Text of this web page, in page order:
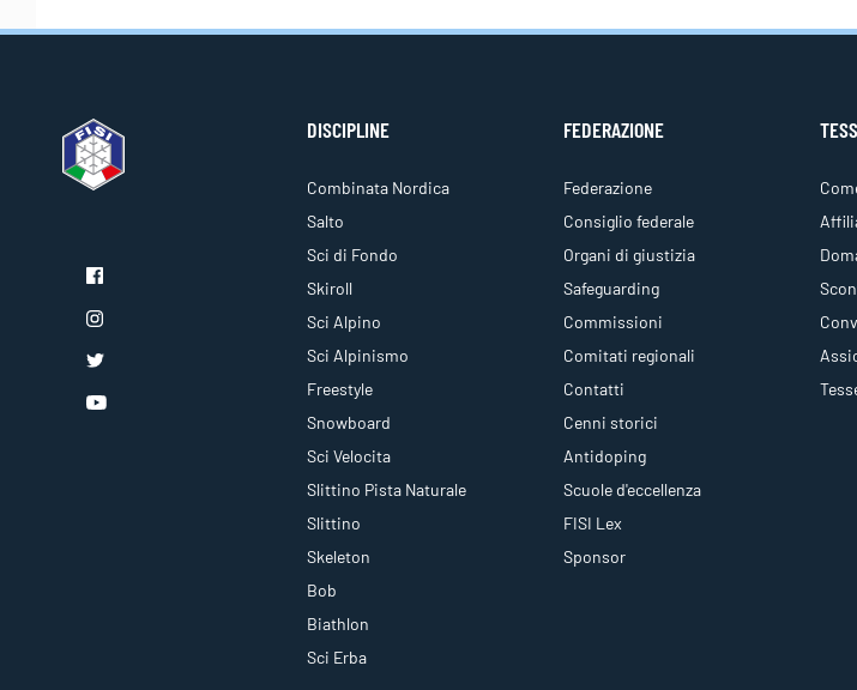
DISCIPLINE
Combinata Nordica
Salto
Sci di Fondo
Skiroll
Sci Alpino
Sci Alpinismo
Freestyle
Snowboard
Sci Velocita
Slittino Pista Naturale
Slittino
Skeleton
Bob
Biathlon
Sci Erba
FEDERAZIONE
Federazione
Consiglio federale
Organi di giustizia
Safeguarding
Commissioni
Comitati regionali
Contatti
Cenni storici
Antidoping
Scuole d'eccellenza
FISI Lex
Sponsor